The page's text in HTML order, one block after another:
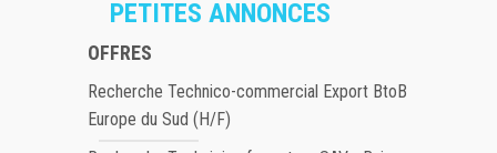
PETITES ANNONCES
OFFRES
Recherche Technico-commercial Export BtoB
Europe du Sud (H/F)